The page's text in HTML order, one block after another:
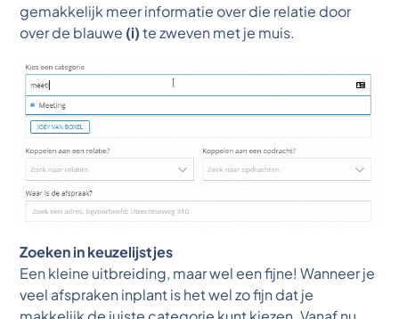
gemakkelijk meer informatie over die relatie door
over de blauwe (i)te zweven met je muis.
Zoeken in keuzelijstjes
Een kleine uitbreiding, maar wel een fijne! Wanneer je
veel afspraken inplant is het wel zo fijn dat je